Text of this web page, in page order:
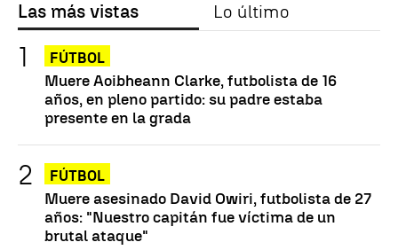
Las más vistas Lo último
FÚTBOL
Muere Aoibheann Clarke, futbolista de 16
años, en pleno partido: su padre estaba
presente en la grada
FÚTBOL
Muere asesinado David Owiri, futbolista de 27
años: "Nuestro capitán fue víctima de un
brutal ataque"